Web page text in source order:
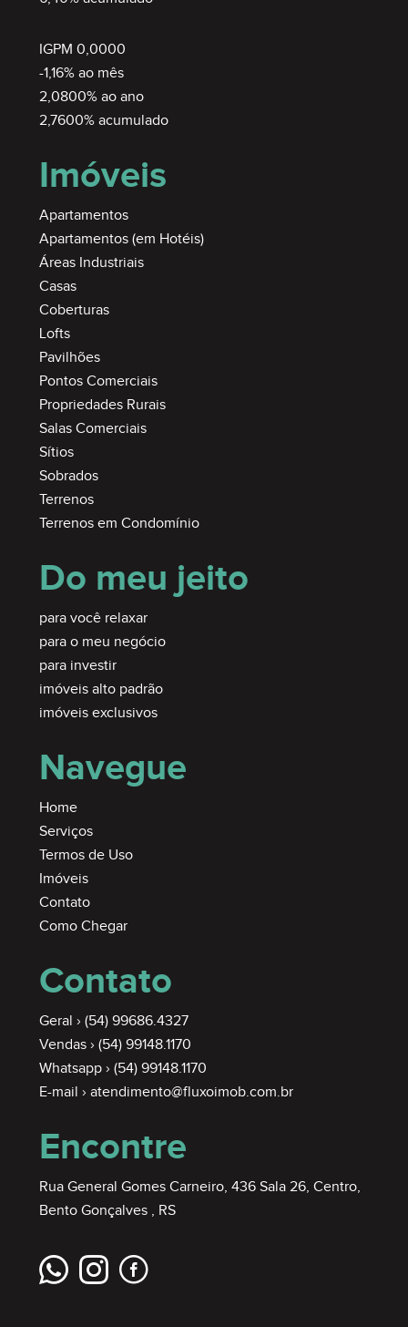
IGPM 0,0000
-1,16% ao mês
2,0800% ao ano
2,7600% acumulado
Imóveis
Apartamentos
Apartamentos (em Hotéis)
Áreas Industriais
Casas
Coberturas
Lofts
Pavilhões
Pontos Comerciais
Propriedades Rurais
Salas Comerciais
Sítios
Sobrados
Terrenos
Terrenos em Condomínio
Do meu jeito
para você relaxar
para o meu negócio
para investir
imóveis alto padrão
imóveis exclusivos
Navegue
Home
Serviços
Termos de Uso
Imóveis
Contato
Como Chegar
Contato
Geral › (54) 99686.4327
Vendas › (54) 99148.1170
Whatsapp › (54) 99148.1170
E-mail › atendimento@fluxoimob.com.br
Encontre
Rua General Gomes Carneiro, 436 Sala 26, Centro,
Bento Gonçalves , RS